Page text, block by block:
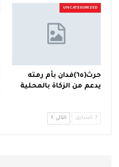
UNCATEGORIZED
حرث(٦٥)فدان بأم رمته
يدعم من الزكاة بالمحلية
السابق التالي